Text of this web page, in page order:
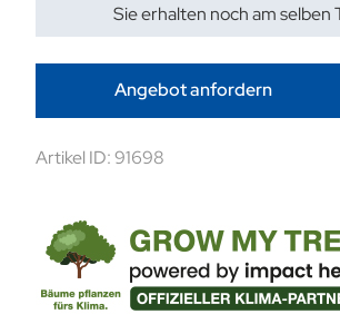
Sie erhalten noch am selben
Angebot anfordern
Artikel ID: 91698